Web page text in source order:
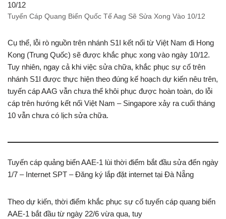
Tuyến Cáp Quang Biển Quốc Tế Aag Sẽ Sửa Xong Vào 10/12
Cụ thể, lỗi rò nguồn trên nhánh S1I kết nối từ Việt Nam đi Hong
Kong (Trung Quốc) sẽ được khắc phục xong vào ngày 10/12.
Tuy nhiên, ngay cả khi việc sửa chữa, khắc phục sự cố trên
nhánh S1I được thực hiện theo đúng kế hoạch dự kiến nêu trên,
tuyến cáp AAG vẫn chưa thể khôi phục được hoàn toàn, do lỗi
cáp trên hướng kết nối Việt Nam – Singapore xảy ra cuối tháng
10 vẫn chưa có lịch sửa chữa.
Tuyến cáp quảng biển AAE-1 lùi thời điểm bắt đầu sửa đến ngày
1/7 – Internet SPT – Đăng ký lắp đặt internet tại Đà Nẵng
Theo dự kiến, thời điểm khắc phục sự cố tuyến cáp quang biển
AAE-1 bắt đầu từ ngày 22/6 vừa qua, tuy